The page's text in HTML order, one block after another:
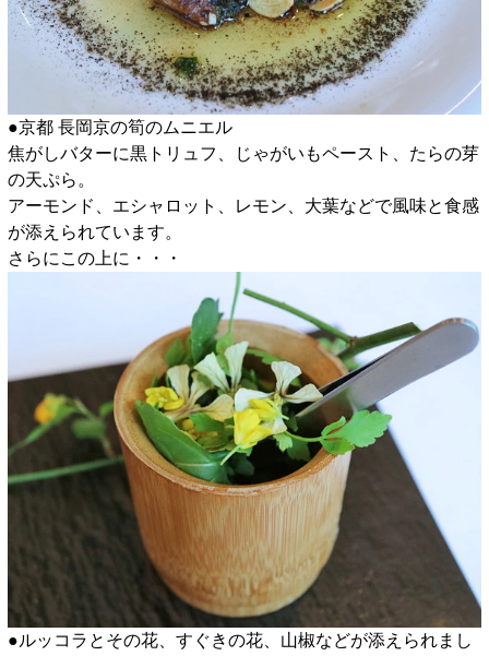
●京都 長岡京の筍のムニエル
焦がしバターに黒トリュフ、じゃがいもペースト、たらの芽
の天ぷら。
アーモンド、エシャロット、レモン、大葉などで風味と食感
が添えられています。
さらにこの上に・・・
●ルッコラとその花、すぐきの花、山椒などが添えられまし